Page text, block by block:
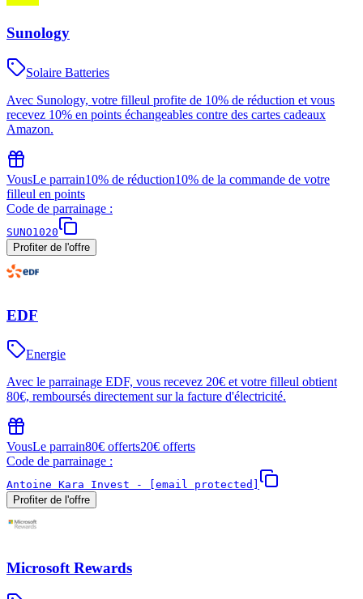
Sunology
Solaire Batteries
Avec Sunology, votre filleul profite de 10% de réduction et vous
recevez 10% en points échangeables contre des cartes cadeaux
Amazon.
VousLe parrain10% de réduction10% de la commande de votre
filleul en points
Code de parrainage :
SUNO1020
Profiter de l'offre
EDF
Energie
Avec le parrainage EDF, vous recevez 20€ et votre filleul obtient
80€, remboursés directement sur la facture d'électricité.
VousLe parrain80€ offerts20€ offerts
Code de parrainage :
Antoine Kara Invest -
[email protected]
Profiter de l'offre
Microsoft Rewards